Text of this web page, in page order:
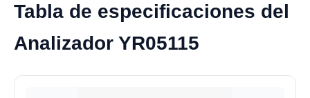
Tabla de especificaciones del
Analizador YR05115